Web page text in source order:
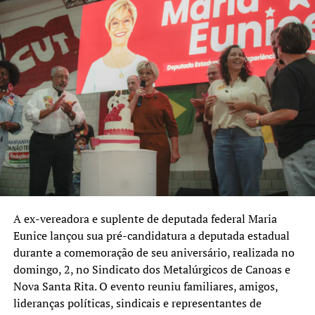
lista é o Republicanos, com cinco nomes: Carlos Gomes,
Cezar Paulo Mossini, Franciane Bayer, Jurandir Maciel e
Odirlei Campiol. A sigla concentra mais da metade das
candidaturas federais anunciadas com domicílio eleitoral
em Canoas, indicando uma estratégia de ampliar sua
representação na Câmara dos Deputados.
Confira os nomes anunciados até o momento, em ordem
alfabética:
Candidato a vice-presidente da República
Candidatos a deputado estadual
• Alexandre Gonçalves (PDT)
• Camila Nunes (PL)
• Cássio Silveira (Republicanos)
A ex-vereadora e suplente de deputada federal Maria
Eunice lançou sua pré-candidatura a deputada estadual
durante a comemoração de seu aniversário, realizada no
domingo, 2, no Sindicato dos Metalúrgicos de Canoas e
Nova Santa Rita. O evento reuniu familiares, amigos,
lideranças políticas, sindicais e representantes de